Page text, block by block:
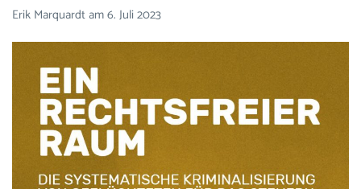
Erik Marquardtam6. Juli 2023